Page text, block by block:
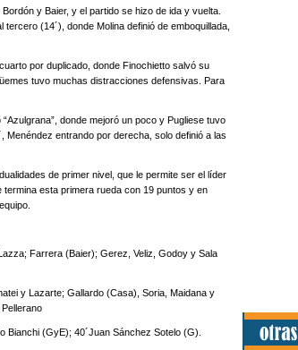
y Baier, y el partido se hizo de ida y vuelta.
(14´), donde Molina definió de emboquillada,
por duplicado, donde Finochietto salvó su
tuvo muchas distracciones defensivas. Para
donde mejoró un poco y Pugliese tuvo
entrando por derecha, solo definió a las
de primer nivel, que le permite ser el líder
esta primera rueda con 19 puntos y en
Farrera (Baier); Gerez, Veliz, Godoy y Sala
y Lazarte; Gallardo (Casa), Soria, Maidana y
Bianchi (GyE); 40´Juan Sánchez Sotelo (G).